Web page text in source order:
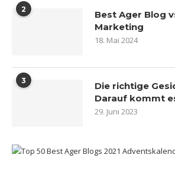
2
Best Ager Blog
Marketing
18. Mai 2024
3
Die richtige
Darauf kommt
29. Juni 2023